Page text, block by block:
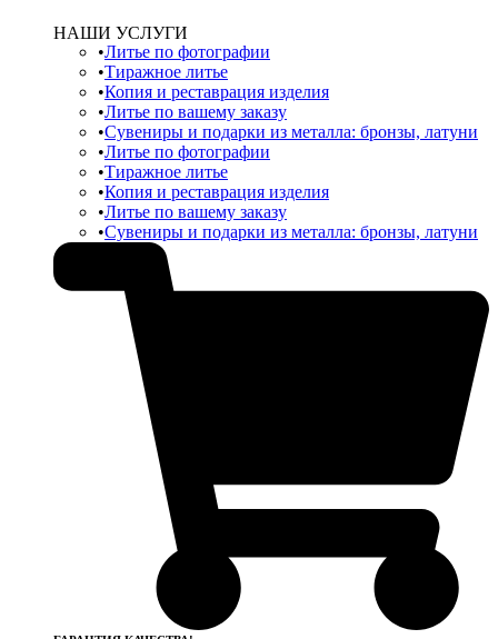
НАШИ УСЛУГИ
Литье по фотографии
Тиражное литье
Копия и реставрация изделия
Литье по вашему заказу
Сувениры и подарки из металла: бронзы, латуни
Литье по фотографии
Тиражное литье
Копия и реставрация изделия
Литье по вашему заказу
Сувениры и подарки из металла: бронзы, латуни